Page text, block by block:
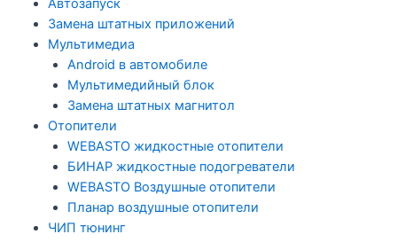
Замена штатных приложений
Мультимедиа
Android в автомобиле
Мультимедийный блок
Замена штатных магнитол
Отопители
WEBASTO жидкостные отопители
БИНАР жидкостные подогреватели
WEBASTO Воздушные отопители
Планар воздушные отопители
ЧИП тюнинг